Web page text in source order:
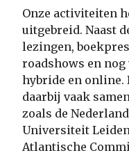
Onze activiteiten
uitgebreid. Naast
lezingen,
roadshows en nog
hybride en online.
daarbij vaak
zoals de
Universiteit
Atlantische